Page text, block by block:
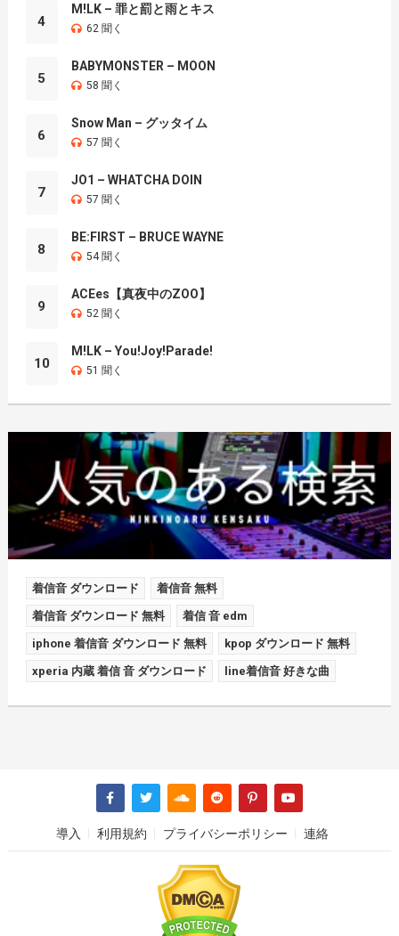
4
M!LK – 罪と罰と雨とキス
62 聞く
5
BABYMONSTER – MOON
58 聞く
6
Snow Man – グッタイム
57 聞く
7
JO1 – WHATCHA DOIN
57 聞く
8
BE:FIRST – BRUCE WAYNE
54 聞く
9
ACEes【真夜中のZOO】
52 聞く
10
M!LK – You!Joy!Parade!
51 聞く
着信音 ダウンロード 着信音 無料
着信音 ダウンロード 無料 着信 音 edm
iphone 着信音 ダウンロード 無料 kpop ダウンロード 無料
xperia 内蔵 着信 音 ダウンロード line着信音 好きな曲
導入 利用規約 プライバシーポリシー 連絡